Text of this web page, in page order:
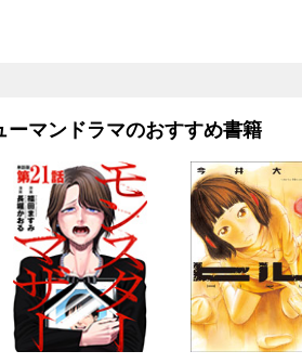
ーマンドラマのおすすめ書籍